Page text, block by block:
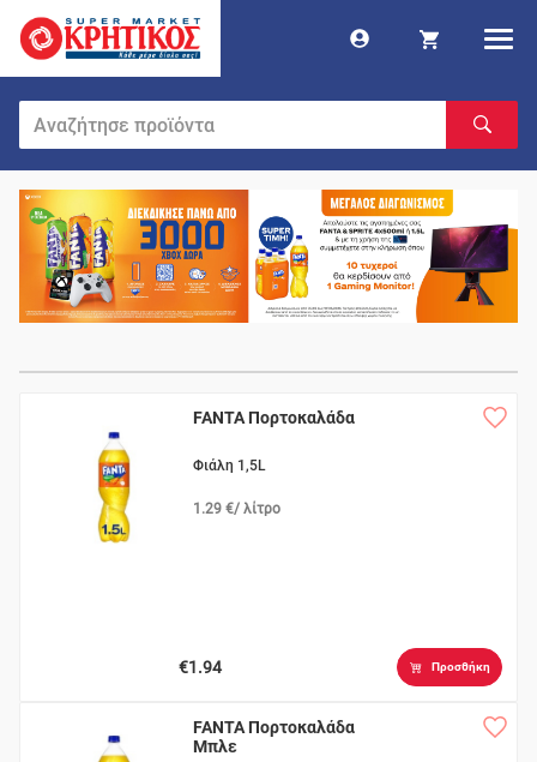
FANTA Πορτοκαλάδα
Φιάλη 1,5L
1.29 €/ λίτρο
€1.94 Προσθήκη
FANTA Πορτοκαλάδα
Μπλε